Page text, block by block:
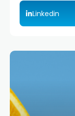
Linkedin